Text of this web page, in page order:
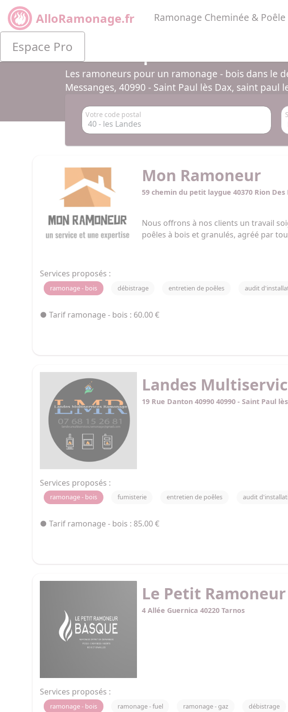
AlloRamonage.fr Ramonage Cheminée & Poêle
Espace Pro
Les ramoneurs pour les Landes
Les ramoneurs pour un ramonage - bois dans le
Messanges, 40990 - Saint Paul lès Dax, saint paul
Votre code postal
Mon Ramoneur
59 chemin du petit laygue 40370 Rion Des
Nous offrons à nos clients un travail
poêles à bois et granulés, agréé par
Services proposés :
ramonage - bois débistrage entretien de poêles audit
● Tarif ramonage - bois : 60.00 €
Landes
19 Rue Danton 40990 40990 - Saint Paul
Services proposés :
ramonage - bois fumisterie entretien de poêles audit
● Tarif ramonage - bois : 85.00 €
Le Petit
4 Allée Guernica 40220 Tarnos
Services proposés :
ramonage - bois ramonage - fuel ramonage - gaz débistrage